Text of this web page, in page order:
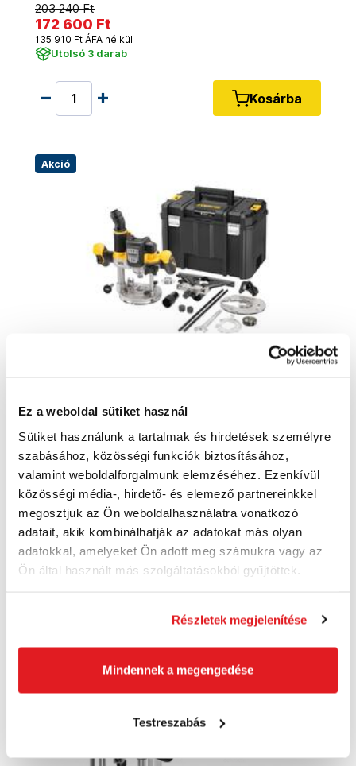
Ez a weboldal sütiket használ
Sütiket használunk a tartalmak és hirdetések személyre
szabásához, közösségi funkciók biztosításához,
valamint weboldalforgalmunk elemzéséhez. Ezenkívül
közösségi média-, hirdető- és elemező partnereinkkel
megosztjuk az Ön weboldalhasználatra vonatkozó
adatait, akik kombinálhatják az adatokat más olyan
adatokkal, amelyeket Ön adott meg számukra vagy az
Ön által használt más szolgáltatásokból gyűjtöttek.
Részletek megjelenítése
Mindennek a megengedése
Testreszabás
203 240 Ft
172 600 Ft
135 910 Ft ÁFA nélkül
Utolsó 3 darab
Kosárba
Akció
DeWALT Fréza felső 12mm 18V Tstak
akkumulátor nélkül DCW620NT
186 680 Ft
167 860 Ft
132 180 Ft ÁFA nélkül
Utolsó darab
Kosárba